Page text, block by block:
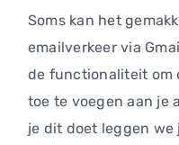
Soms kan het
emailverkeer via
de functionaliteit om
toe te voegen aan je
je dit doet leggen